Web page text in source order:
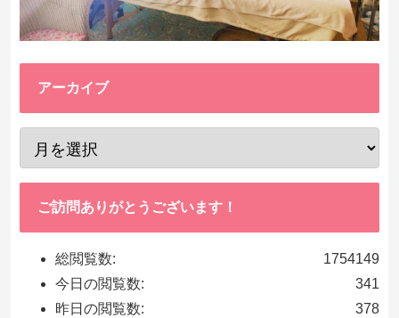
アーカイブ
ご訪問ありがとうございます！
1754149
総閲覧数:
341
今日の閲覧数:
378
昨日の閲覧数: